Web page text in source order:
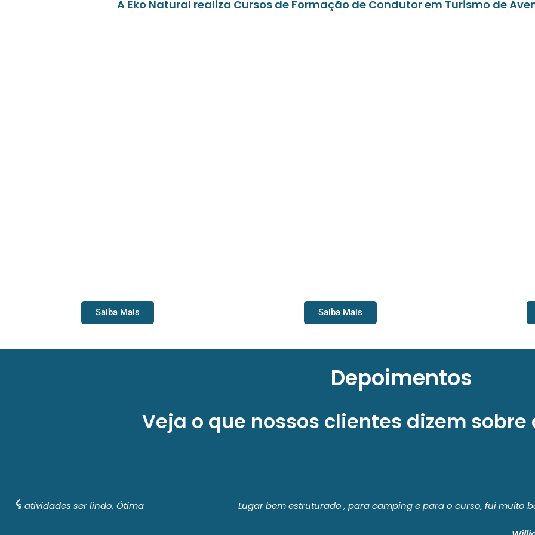
A Eko Natural realiza Cursos de Formação de Condutor em Turismo de
Saiba Mais Saiba Mais
Depoimentos
Veja o que nossos clientes dizem sobre
Lugar bem estruturado , para camping e para o curso, fui muito bem recebido pelo anfitriões,